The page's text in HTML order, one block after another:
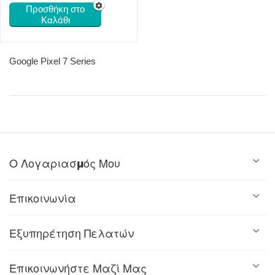
Google Pixel 7 Series
Προσθήκη στο
Καλάθι
Ο Λογαριασμός Μου
Επικοινωνία
Εξυπηρέτηση Πελατών
Επικοινωνήστε Μαζί Μας